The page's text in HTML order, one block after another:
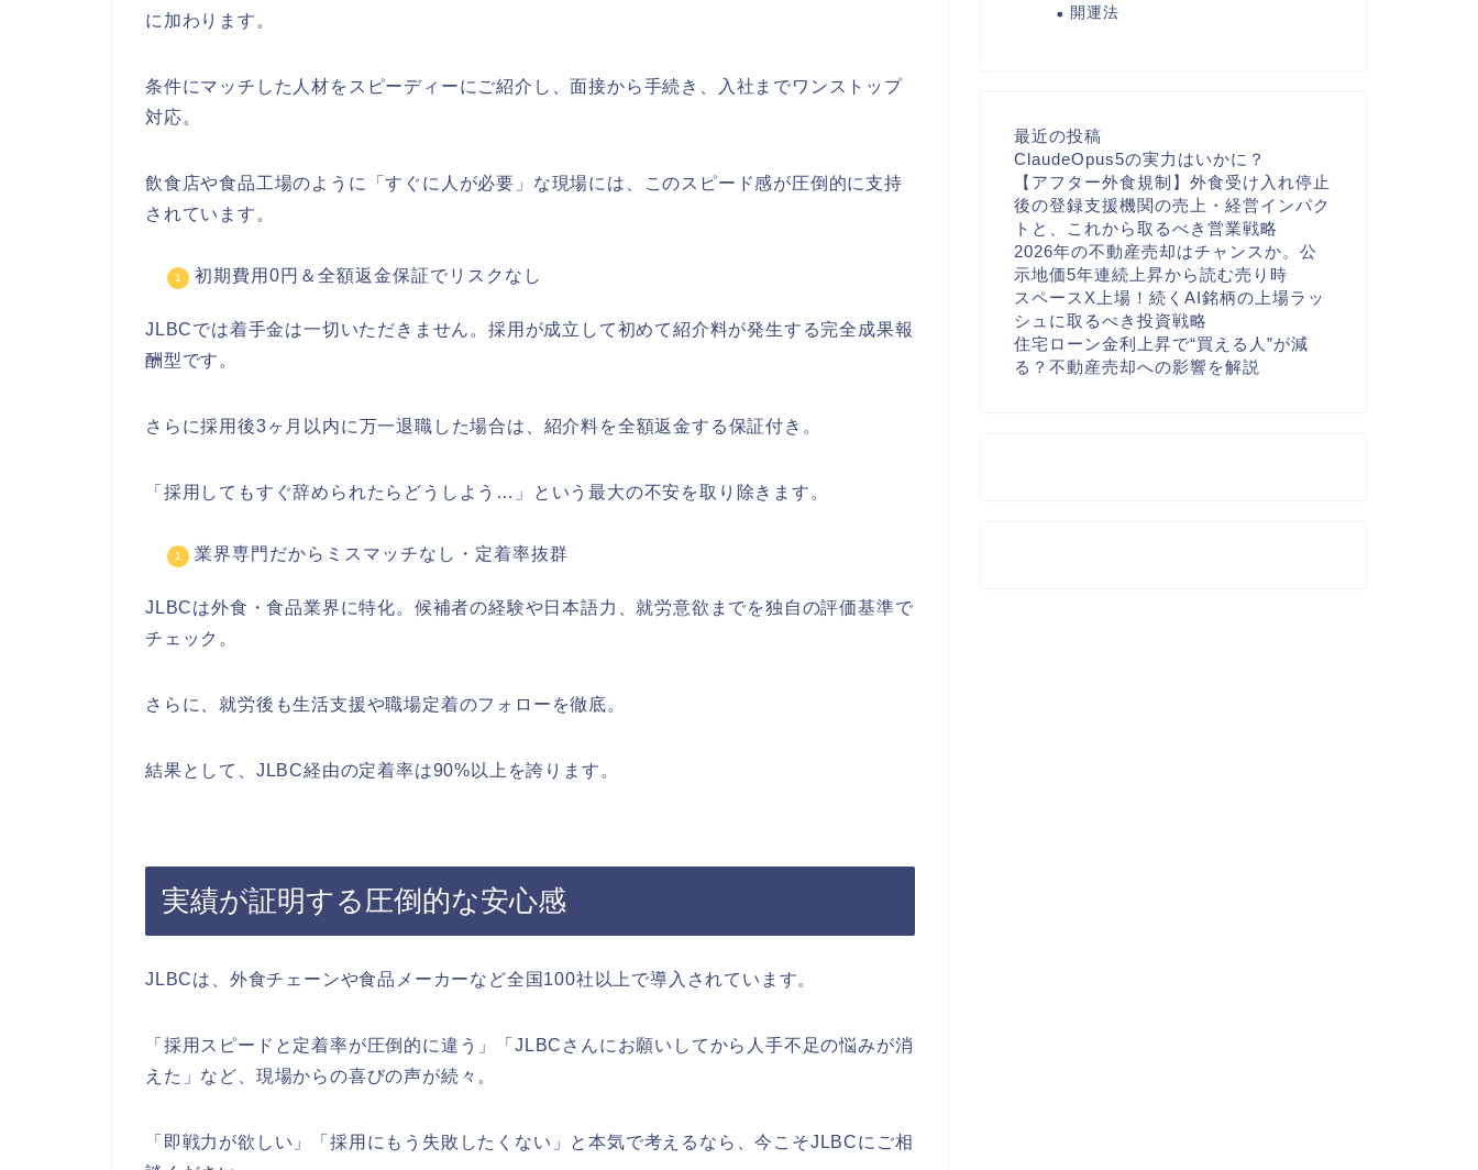
に加わります。
条件にマッチした人材をスピーディーにご紹介し、面接から手続き、入社までワンストップ
対応。
飲食店や食品工場のように「すぐに人が必要」な現場には、このスピード感が圧倒的に支持
されています。
初期費用0円＆全額返金保証でリスクなし
JLBCでは着手金は一切いただきません。採用が成立して初めて紹介料が発生する完全成果報
酬型です。
さらに採用後3ヶ月以内に万一退職した場合は、紹介料を全額返金する保証付き。
「採用してもすぐ辞められたらどうしよう…」という最大の不安を取り除きます。
業界専門だからミスマッチなし・定着率抜群
JLBCは外食・食品業界に特化。候補者の経験や日本語力、就労意欲までを独自の評価基準で
チェック。
さらに、就労後も生活支援や職場定着のフォローを徹底。
結果として、JLBC経由の定着率は90%以上を誇ります。
実績が証明する圧倒的な安心感
JLBCは、外食チェーンや食品メーカーなど全国100社以上で導入されています。
「採用スピードと定着率が圧倒的に違う」「JLBCさんにお願いしてから人手不足の悩みが消
えた」など、現場からの喜びの声が続々。
「即戦力が欲しい」「採用にもう失敗したくない」と本気で考えるなら、今こそJLBCにご相
開運法
最近の投稿
ClaudeOpus5の実力はいかに？
【アフター外食規制】外食受け入れ停止
後の登録支援機関の売上・経営インパク
トと、これから取るべき営業戦略
2026年の不動産売却はチャンスか。公
示地価5年連続上昇から読む売り時
スペースX上場！続くAI銘柄の上場ラッ
シュに取るべき投資戦略
住宅ローン金利上昇で“買える人”が減
る？不動産売却への影響を解説